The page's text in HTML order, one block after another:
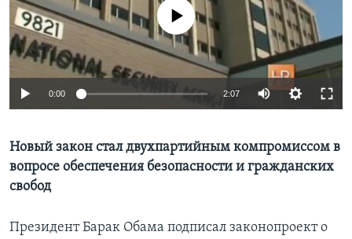
Learning English
СОЦИАЛЬНЫЕ СЕТИ
Языки
No media source currently available
0:00 2:07
Новый закон стал двухпартийным компромиссом в
вопросе обеспечения безопасности и гражданских
свобод
Президент Барак Обама подписал законопроект о